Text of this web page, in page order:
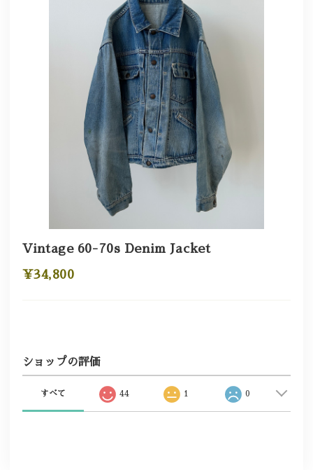
Vintage 60-70s Denim Jacket
¥34,800
ショップの評価
すべて 44 1 0